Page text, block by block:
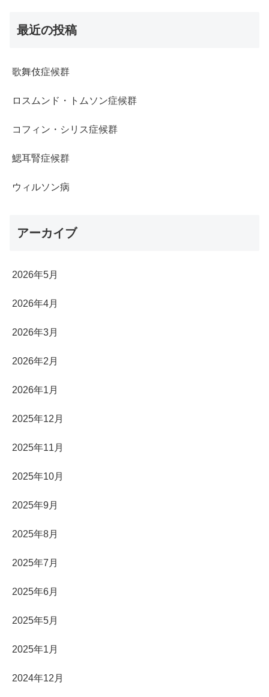
最近の投稿
歌舞伎症候群
ロスムンド・トムソン症候群
コフィン・シリス症候群
鰓耳腎症候群
ウィルソン病
アーカイブ
2026年5月
2026年4月
2026年3月
2026年2月
2026年1月
2025年12月
2025年11月
2025年10月
2025年9月
2025年8月
2025年7月
2025年6月
2025年5月
2025年1月
2024年12月